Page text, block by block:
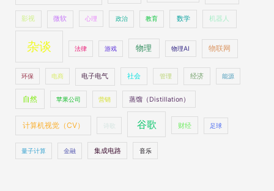
影视 微软 心理 政治 教育 数学 机器人
杂谈 法律 游戏 物理 物理AI 物联网
环保 电商 电子电气 社会 管理 经济 能源
自然 苹果公司 营销 蒸馏（Distillation）
计算机视觉（CV） 诗歌 谷歌 财经 足球
量子计算 金融 集成电路 音乐